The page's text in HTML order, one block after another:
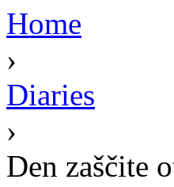
Home
›
Diaries
›
Den zaščite